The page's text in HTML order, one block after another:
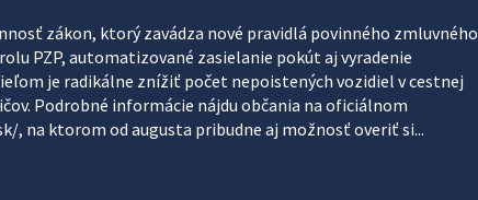
zákon, ktorý zavádza nové pravidlá povinného zmluvného
PZP, automatizované zasielanie pokút aj vyradenie
je radikálne znížiť počet nepoistených vozidiel v cestnej
Podrobné informácie nájdu občania na oficiálnom
na ktorom od augusta pribudne aj možnosť overiť si...